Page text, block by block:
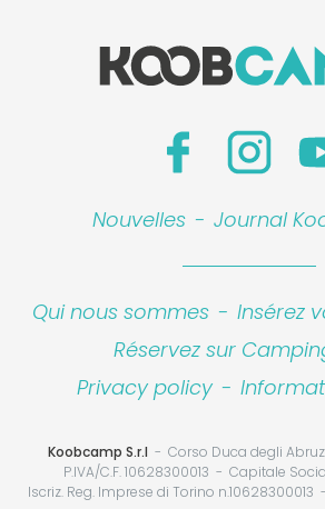
Nouvelles - Journal
Qui nous sommes - Insérez
Réservez sur
Privacy policy -
Koobcamp S.r.l
Corso Duca degli
P.IVA/C.F. 10628300013
Capitale
Iscriz. Reg. Imprese di Torino n.10628300013